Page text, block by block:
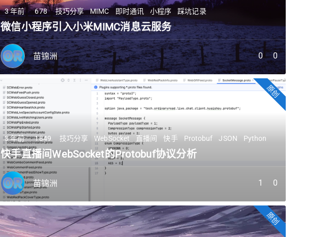
3 年前 678 技巧分享 MIMC 即时通讯 小程序 踩坑记录
微信小程序引入小米MIMC消息云服务
苗锦洲 0 0
3 年前 1849 技巧分享 WebSocket 直播间 快手 Protobuf JSON Python
快手直播间WebSocket的Protobuf协议分析
苗锦洲 1 0
原创
原创